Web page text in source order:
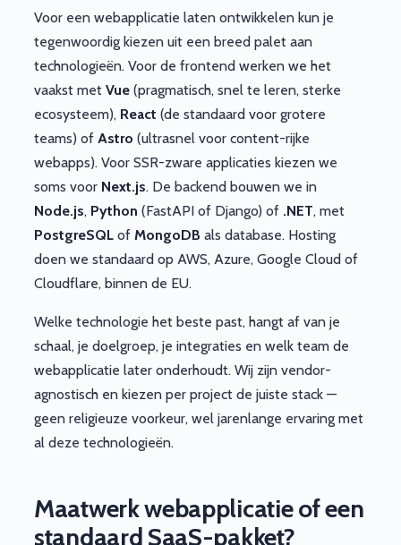
Voor een webapplicatie laten ontwikkelen kun je
tegenwoordig kiezen uit een breed palet aan
technologieën. Voor de frontend werken we het
vaakst met Vue (pragmatisch, snel te leren, sterke
ecosysteem), React (de standaard voor grotere
teams) of Astro (ultrasnel voor content-rijke
webapps). Voor SSR-zware applicaties kiezen we
soms voor Next.js. De backend bouwen we in
Node.js, Python (FastAPI of Django) of .NET, met
PostgreSQL of MongoDB als database. Hosting
doen we standaard op AWS, Azure, Google Cloud of
Cloudflare, binnen de EU.
Welke technologie het beste past, hangt af van je
schaal, je doelgroep, je integraties en welk team de
webapplicatie later onderhoudt. Wij zijn vendor-
agnostisch en kiezen per project de juiste stack —
geen religieuze voorkeur, wel jarenlange ervaring met
al deze technologieën.
Maatwerk webapplicatie of een
standaard SaaS-pakket?